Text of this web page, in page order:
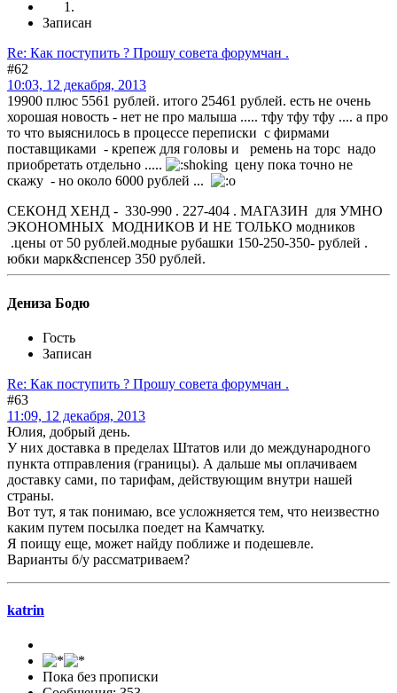
Записан
Re: Как поступить ? Прошу совета форумчан .
#62
10:03, 12 декабря, 2013
19900 плюс 5561 рублей. итого 25461 рублей. есть не очень
хорошая новость - нет не про малыша ..... тфу тфу тфу .... а про
то что выяснилось в процессе переписки с фирмами
поставщиками - крепеж для головы и ремень на торс надо
приобретать отдельно .....
цену пока точно не
скажу - но около 6000 рублей ...
СЕКОНД ХЕНД - 330-990 . 227-404 . МАГАЗИН для УМНО
ЭКОНОМНЫХ МОДНИКОВ И НЕ ТОЛЬКО модников
.цены от 50 рублей.модные рубашки 150-250-350- рублей .
юбки марк&спенсер 350 рублей.
Дениза Бодю
Гость
Записан
Re: Как поступить ? Прошу совета форумчан .
#63
11:09, 12 декабря, 2013
Юлия, добрый день.
У них доставка в пределах Штатов или до международного
пункта отправления (границы). А дальше мы оплачиваем
доставку сами, по тарифам, действующим внутри нашей
страны.
Вот тут, я так понимаю, все усложняется тем, что неизвестно
каким путем посылка поедет на Камчатку.
Я поищу еще, может найду поближе и подешевле.
Варианты б/у рассматриваем?
katrin
Пока без прописки